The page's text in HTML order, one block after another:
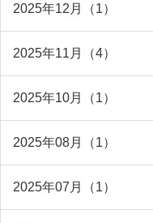
2025年12月（1）
2025年11月（4）
2025年10月（1）
2025年08月（1）
2025年07月（1）